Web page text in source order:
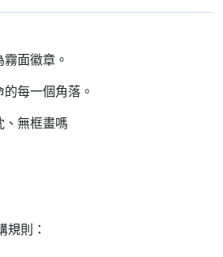
面徽章。
每一個角落。
、無框畫嗎
規則：